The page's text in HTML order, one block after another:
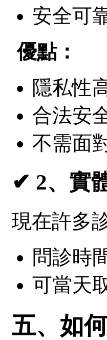
安全可
優點：
隱私性
合法安
不需面
✔ 2、實
現在許多
問診時
可當天
五、如